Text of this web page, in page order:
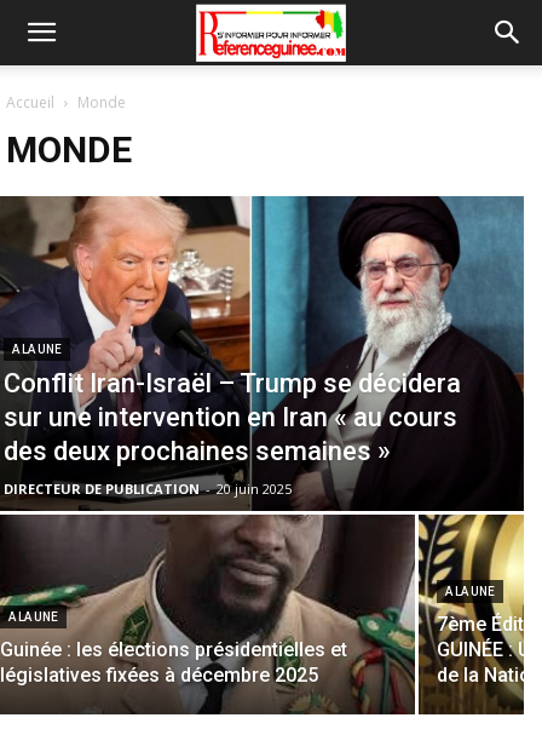
Accueil Monde
MONDE
A LA UNE
Conflit Iran-Israël – Trump se décidera
sur une intervention en Iran « au cours
des deux prochaines semaines »
DIRECTEUR DE PUBLICATION - 20 juin 2025
A LA UNE
Guinée : les élections présidentielles et
législatives fixées à décembre 2025
A LA UNE
7ème
GUINÉE :
de la